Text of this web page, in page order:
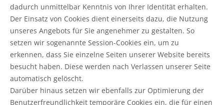
dadurch unmittelbar Kenntnis von Ihrer Identität erhalten.
Der Einsatz von Cookies dient einerseits dazu, die Nutzung
unseres Angebots für Sie angenehmer zu gestalten. So
setzen wir sogenannte Session-Cookies ein, um zu
erkennen, dass Sie einzelne Seiten unserer Website bereits
besucht haben. Diese werden nach Verlassen unserer Seite
automatisch gelöscht.
Darüber hinaus setzen wir ebenfalls zur Optimierung der
Benutzerfreundlichkeit temporäre Cookies ein, die für einen